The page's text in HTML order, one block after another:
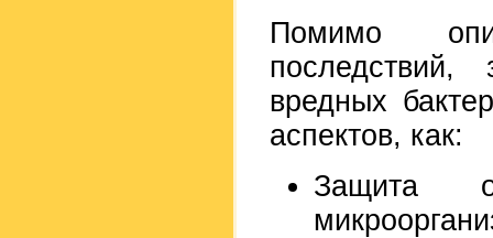
Помимо
вредных
аспектов, как:
Защита